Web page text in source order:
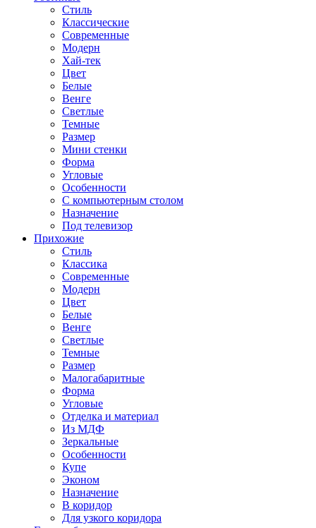
Стиль
Классические
Современные
Модерн
Хай-тек
Цвет
Белые
Венге
Светлые
Темные
Размер
Мини стенки
Форма
Угловые
Особенности
С компьютерным столом
Назначение
Под телевизор
Прихожие
Стиль
Классика
Современные
Модерн
Цвет
Белые
Венге
Светлые
Темные
Размер
Малогабаритные
Форма
Угловые
Отделка и материал
Из МДФ
Зеркальные
Особенности
Купе
Эконом
Назначение
В коридор
Для узкого коридора